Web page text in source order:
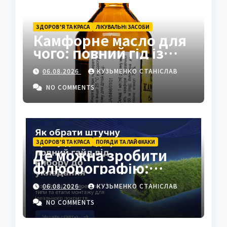
ЗДОРОВ’Я ТА КРАСА ЛІКУВАЛЬНІ ЗАСОБИ
Камфорне масло для
чого: повний гід із
застосуванням і
властивостями
06.08.2026
КУЗЬМЕНКО СТАНІСЛАВ
NO COMMENTS
ЗДОРОВ’Я ТА КРАСА ПОРАДИ ТА ЛАЙФХАКИ
Де можна зробити
флюорографію:
повний гід для
українців
06.08.2026
КУЗЬМЕНКО СТАНІСЛАВ
NO COMMENTS